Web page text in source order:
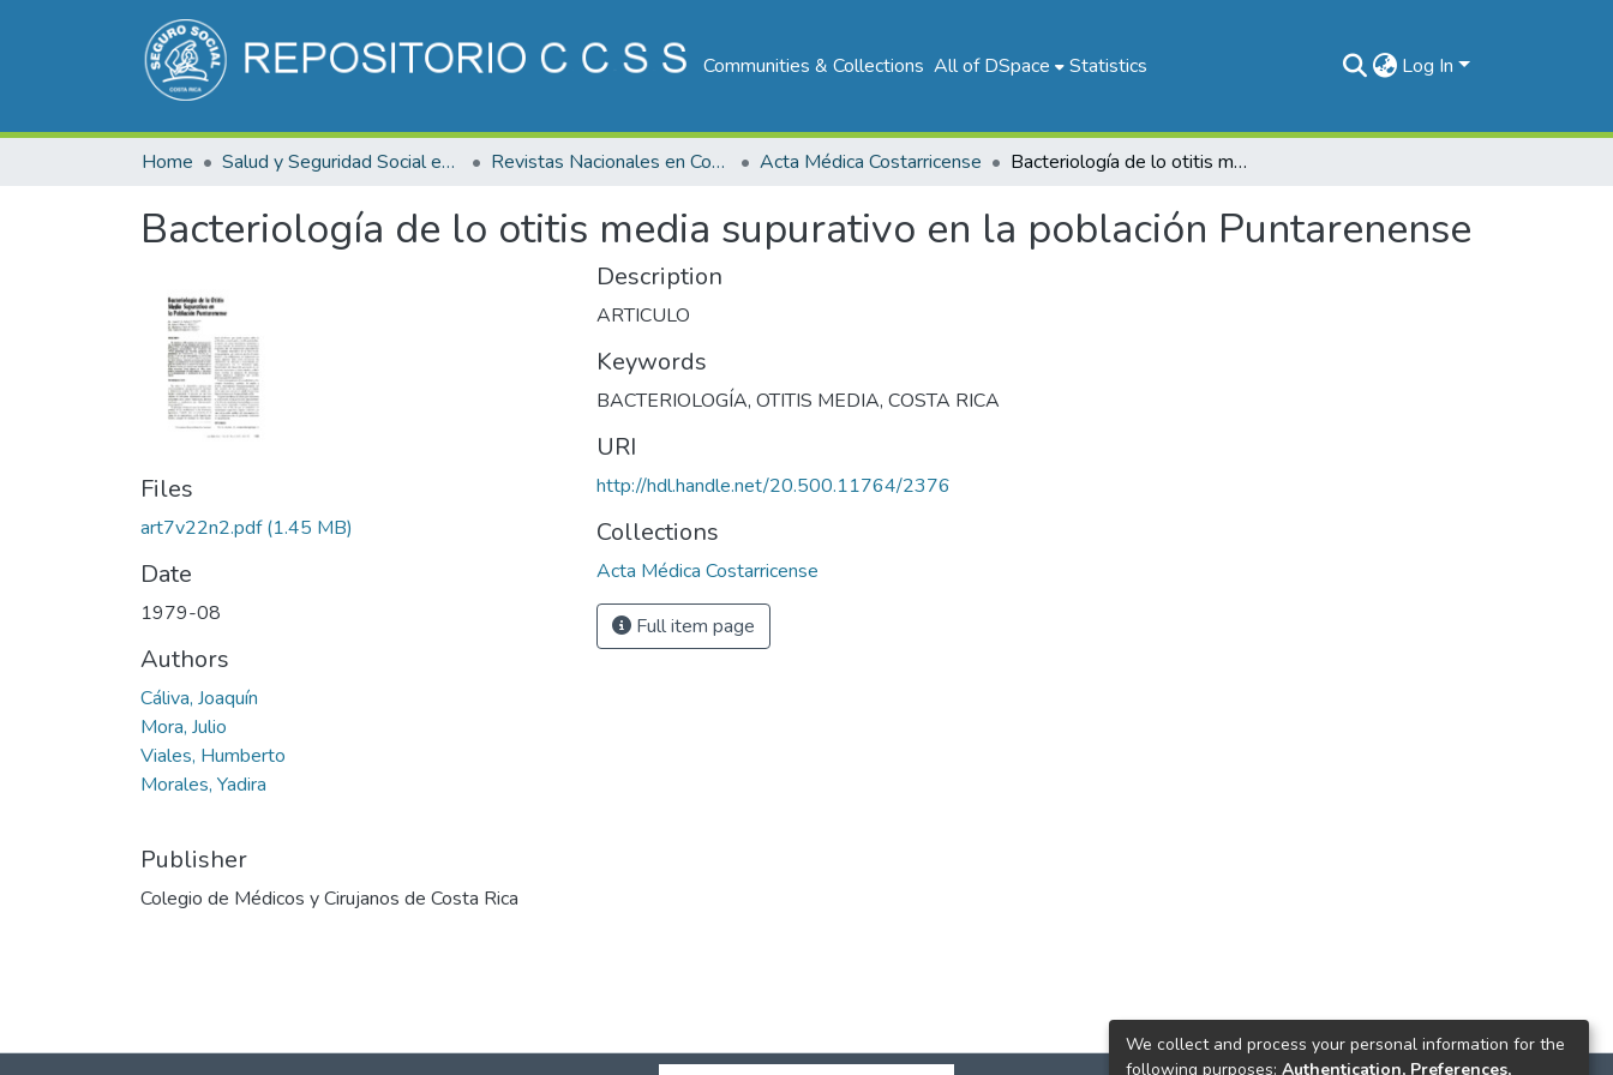
Communities & Collections All of DSpace Statistics Log In
Home Salud y Seguridad Social en Costa Rica Revistas Nacionales en Costa Rica Acta Médica Costarricense Bacteriología de lo otitis media supurativo en la población Puntarenense
Bacteriología de lo otitis media supurativo en la población Puntarenense
Files
art7v22n2.pdf(1.45 MB)
Date
1979-08
Authors
Cáliva, Joaquín
Mora, Julio
Viales, Humberto
Morales, Yadira
Publisher
Colegio de Médicos y Cirujanos de Costa Rica
Description
ARTICULO
Keywords
BACTERIOLOGÍA, OTITIS MEDIA, COSTA RICA
URI
http://hdl.handle.net/20.500.11764/2376
Collections
Acta Médica Costarricense
Full item page
We collect and process your personal information for the
following purposes: Authentication, Preferences,